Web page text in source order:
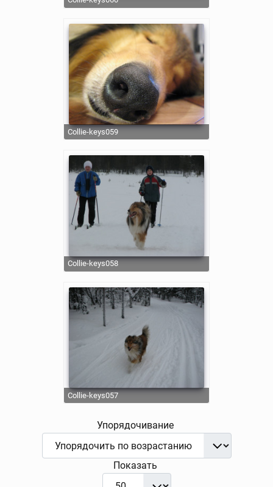
collie-keys059
collie-keys058
collie-keys057
Упорядочивание
Показать